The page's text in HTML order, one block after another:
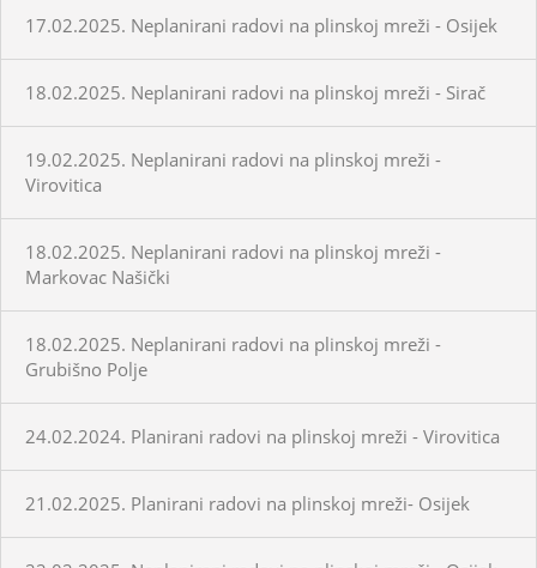
17.02.2025. Neplanirani radovi na plinskoj mreži - Osijek
18.02.2025. Neplanirani radovi na plinskoj mreži - Sirač
19.02.2025. Neplanirani radovi na plinskoj mreži -
Virovitica
18.02.2025. Neplanirani radovi na plinskoj mreži -
Markovac Našički
18.02.2025. Neplanirani radovi na plinskoj mreži -
Grubišno Polje
24.02.2024. Planirani radovi na plinskoj mreži - Virovitica
21.02.2025. Planirani radovi na plinskoj mreži- Osijek